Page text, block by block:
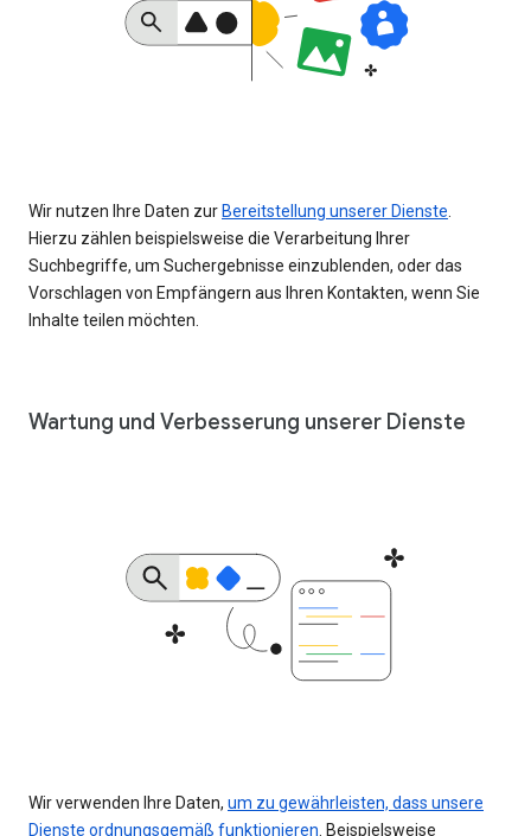
Wir nutzen Ihre Daten zur Bereitstellung unserer Dienste
Hierzu zählen beispielsweise die Verarbeitung Ihrer
Suchbegriffe, um Suchergebnisse einzublenden, oder das
Vorschlagen von Empfängern aus Ihren Kontakten, wenn Sie
Inhalte teilen möchten.
Wartung und Verbesserung unserer Dienste
Wir verwenden Ihre Daten, um zu gewährleisten, dass unsere
Dienste ordnungsgemäß funktionieren . Beispielsweise